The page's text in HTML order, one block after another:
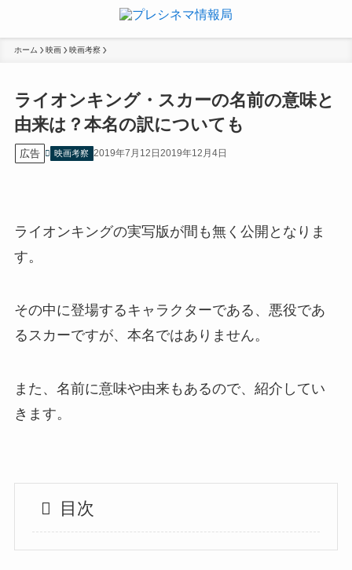
ホーム 映画 映画考察
ライオンキング・スカーの名前の意味と
由来は？本名の訳についても
広告 映画考察 2019年7月12日2019年12月4日
ライオンキングの実写版が間も無く公開となりま
す。
その中に登場するキャラクターである、悪役であ
るスカーですが、本名ではありません。
また、名前に意味や由来もあるので、紹介してい
きます。
目次